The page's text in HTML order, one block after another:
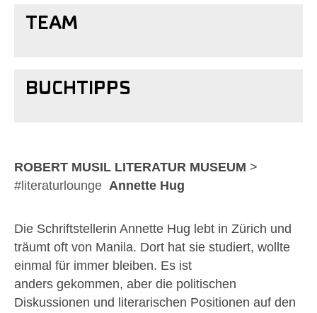
TEAM
BUCHTIPPS
Show larger version
ROBERT MUSIL LITERATUR MUSEUM >
#literaturlounge Annette Hug
Die Schriftstellerin Annette Hug lebt in Zürich und
träumt oft von Manila. Dort hat sie studiert, wollte
einmal für immer bleiben. Es ist
anders gekommen, aber die politischen
Diskussionen und literarischen Positionen auf den